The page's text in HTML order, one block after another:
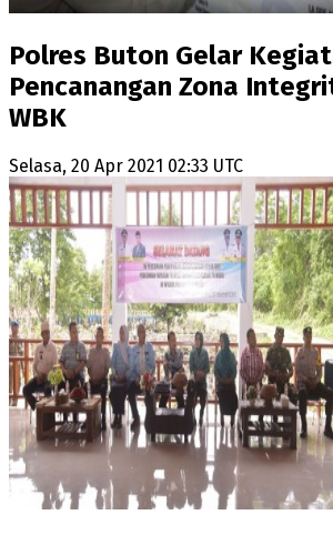
Polres Buton Gelar
Pencanangan Zona
WBK
Selasa, 20 Apr 2021 02:33 UTC